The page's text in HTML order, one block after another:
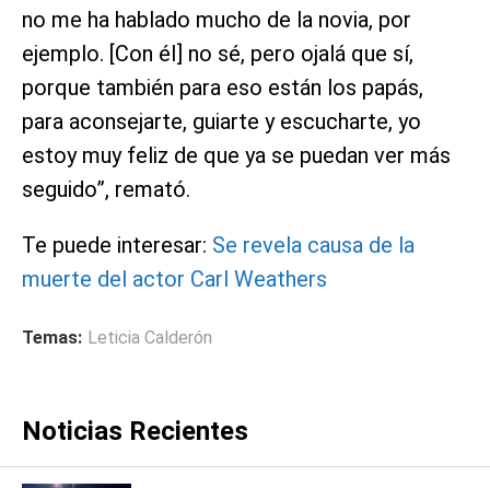
no me ha hablado mucho de la novia, por
ejemplo. [Con él] no sé, pero ojalá que sí,
porque también para eso están los papás,
para aconsejarte, guiarte y escucharte, yo
estoy muy feliz de que ya se puedan ver más
seguido”, remató.
Te puede interesar: Se revela causa de la
muerte del actor Carl Weathers
Temas: Leticia Calderón
Noticias Recientes